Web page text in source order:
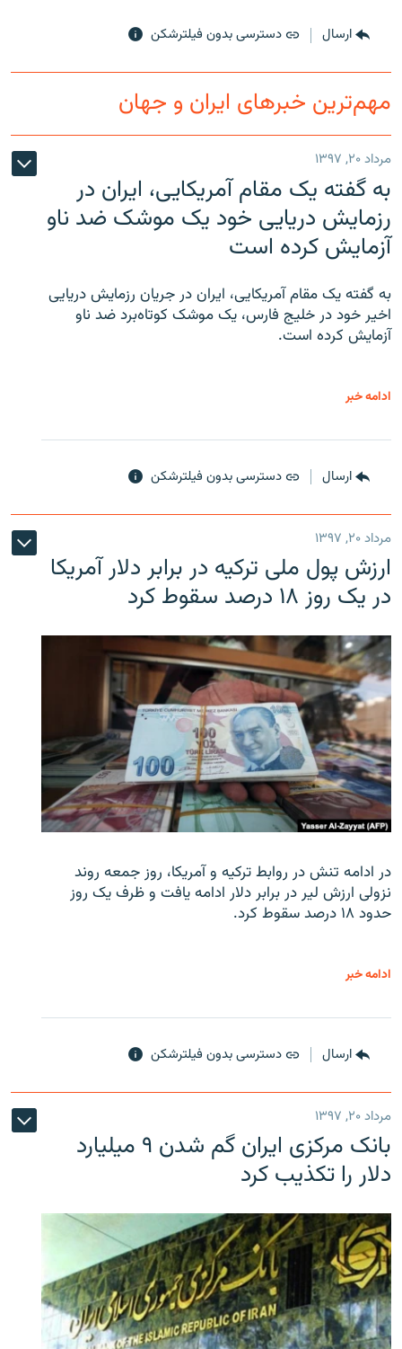
ارسال دسترسی بدون فیلترشکن
مهم‌ترین خبرهای ایران و جهان
مرداد ۲۰, ۱۳۹۷
به گفته یک مقام آمریکایی، ایران در
رزمایش دریایی خود یک موشک ضد ناو
آزمایش کرده است
به گفته یک مقام آمریکایی، ایران در جریان رزمایش دریایی
اخیر خود در خلیج فارس، یک موشک کوتاه‌برد ضد ناو
آزمایش کرده است.
ادامه خبر
ارسال دسترسی بدون فیلترشکن
مرداد ۲۰, ۱۳۹۷
ارزش پول ملی ترکیه در برابر دلار آمریکا
در یک روز ۱۸ درصد سقوط کرد
در ادامه تنش در روابط ترکیه و آمریکا، روز جمعه روند
نزولی ارزش لیر در برابر دلار ادامه یافت و ظرف یک روز
حدود ۱۸ درصد سقوط کرد.
ادامه خبر
ارسال دسترسی بدون فیلترشکن
مرداد ۲۰, ۱۳۹۷
بانک مرکزی ایران گم شدن ۹ میلیارد
دلار را تکذیب کرد